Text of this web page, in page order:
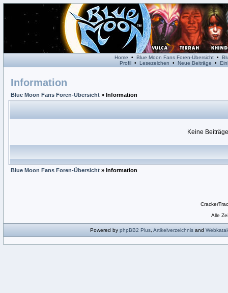
Home • Blue Moon Fans Foren-Übersicht•
Profil• Lesezeichen • Neue Beiträge •
Information
Blue Moon Fans Foren-Übersicht » Information
Keine
Blue Moon Fans Foren-Übersicht » Information
Alle
Powered by phpBB2 Plus Artikelverzeichnis and